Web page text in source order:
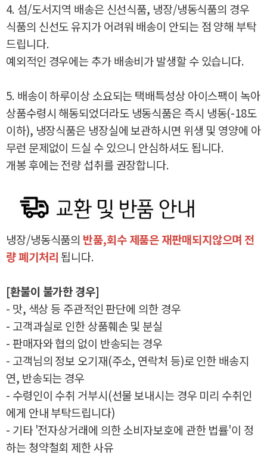
4. 섬/도서지역 배송은 신선식품, 냉장/냉동식품의 경우
식품의 신선도 유지가 어려워 배송이 안되는 점 양해 부탁
드립니다.
예외적인 경우에는 추가 배송비가 발생할 수 있습니다.
5. 배송이 하루이상 소요되는 택배특성상 아이스팩이 녹아
상품수령시 해동되었더라도 냉동식품은 즉시 냉동(-18도
이하), 냉장식품은 냉장실에 보관하시면 위생 및 영양에 아
무런 문제없이 드실 수 있으니 안심하셔도 됩니다.
개봉 후에는 전량 섭취를 권장합니다.
냉장/냉동식품의 반품,회수 제품은 재판매되지않으며 전
량 폐기처리 됩니다.
[환불이 불가한 경우]
- 맛, 색상 등 주관적인 판단에 의한 경우
- 고객과실로 인한 상품훼손 및 분실
- 판매자와 협의 없이 반송되는 경우
- 고객님의 정보 오기재(주소, 연락처 등)로 인한 배송지
연, 반송되는 경우
- 수령인이 수취 거부시(선물 보내시는 경우 미리 수취인
에게 안내 부탁드립니다)
- 기타 '전자상거래에 의한 소비자보호에 관한 법률'이 정
하는 청약철회 제한 사유